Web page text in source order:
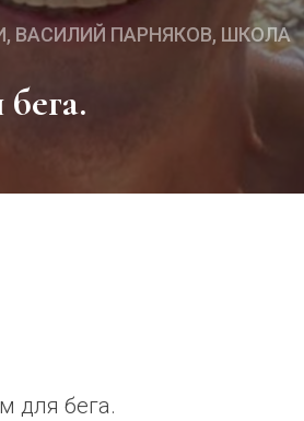
ВАСИЛИЙ ПАРНЯКОВ ШКОЛА
для бега.